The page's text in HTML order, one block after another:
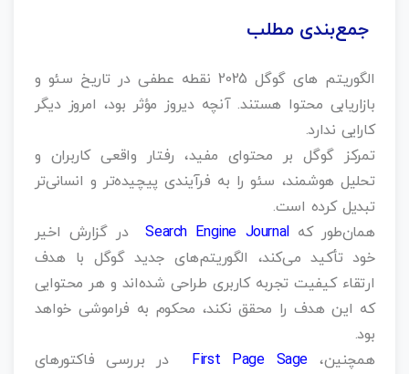
جمع‌بندی مطلب
الگوریتم‌ های گوگل 2025 نقطه عطفی در تاریخ سئو و
بازاریابی محتوا هستند. آنچه دیروز مؤثر بود، امروز دیگر
کارایی ندارد.
تمرکز گوگل بر محتوای مفید، رفتار واقعی کاربران و
تحلیل هوشمند، سئو را به فرآیندی پیچیده‌تر و انسانی‌تر
تبدیل کرده است.
همان‌طور کهSearch Engine Journalدر گزارش اخیر
خود تأکید می‌کند، الگوریتم‌های جدید گوگل با هدف
ارتقاء کیفیت تجربه کاربری طراحی شده‌اند و هر محتوایی
که این هدف را محقق نکند، محکوم به فراموشی خواهد
بود.
همچنین، First Page Sage در بررسی فاکتورهای